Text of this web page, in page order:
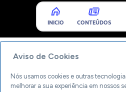
INICIO CONTEÚDOS
Aviso de Cookies
Nós usamos cookies e outras
melhorar a sua experiência em nossos